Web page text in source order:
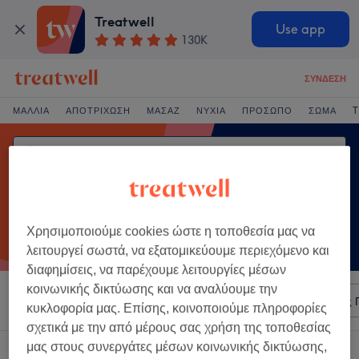
Treatwell
130K
Use app
ΣΎΝΔΕΣΗ
ΜΑΛΛΙΆ ΑΠΟΤΡΊΧΩΣΗ ΜΑΣΆΖ ΝΎΧΙΑ ΠΡΌΣΩΠΟ ΣΏΜΑ
Ταξινόμηση κατά Οποιαδήποτε τιμή Σαλόνια
Ένα κατάστημα που προσφέρει:
Χρησιμοποιούμε cookies ώστε η τοποθεσία μας να
λειτουργεί σωστά, να εξατομικεύουμε περιεχόμενο και
διαφημίσεις, να παρέχουμε λειτουργίες μέσων
κοινωνικής δικτύωσης και να αναλύουμε την
κυκλοφορία μας. Επίσης, κοινοποιούμε πληροφορίες
σχετικά με την από μέρους σας χρήση της τοποθεσίας
μας στους συνεργάτες μέσων κοινωνικής δικτύωσης,